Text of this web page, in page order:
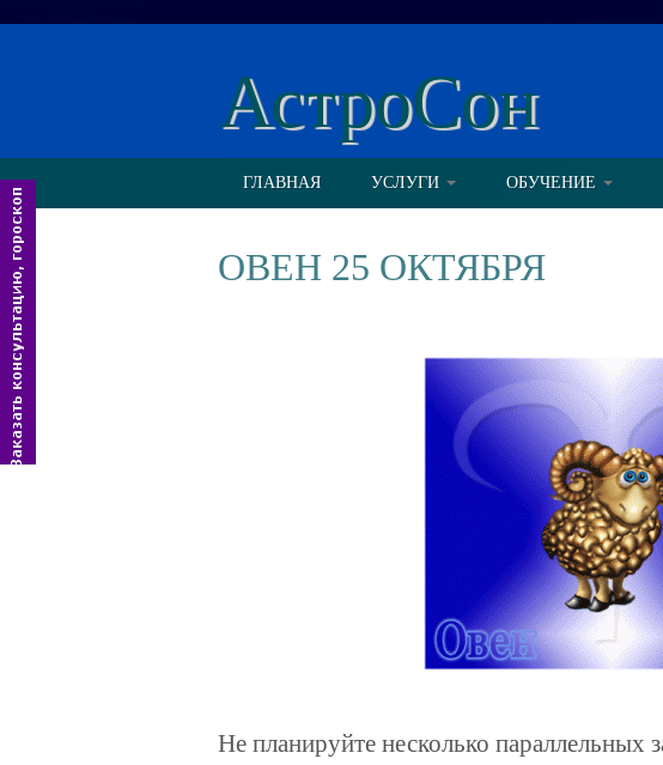
АстроСон
ГЛАВНАЯ УСЛУГИ ОБУЧЕНИЕ
ОВЕН 25 ОКТЯБРЯ
Не планируйте несколько параллельных